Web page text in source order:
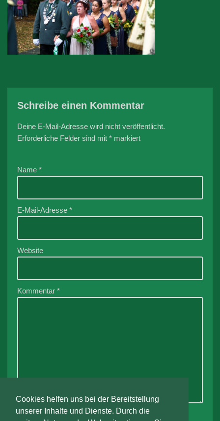
Cookies helfen uns bei der Bereitstellung
unserer Inhalte und Dienste. Durch die
Schreibe einen Kommentar
Deine E-Mail-Adresse wird nicht veröffentlicht.
Erforderliche Felder sind mit * markiert
Name *
E-Mail-Adresse *
Website
Kommentar *